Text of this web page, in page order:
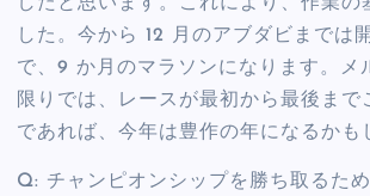
した。今から 12 月のアブダビまでは
で、9 か月のマラソンになります。メ
限りでは、レースが最初から最後まで
であれば、今年は豊作の年になるかも
Q: チャンピオンシップを勝ち取るた